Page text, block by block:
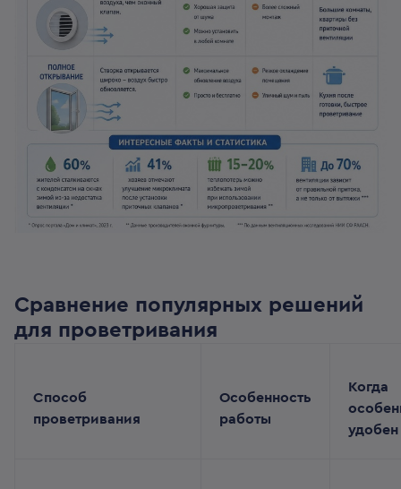
Сравнение популярных решений
для проветривания
Способ
проветривания
Особенность
работы
Когда
удобен